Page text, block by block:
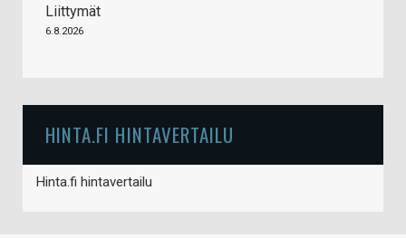
Liittymät
6.8.2026
HINTA.FI HINTAVERTAILU
Hinta.fi hintavertailu